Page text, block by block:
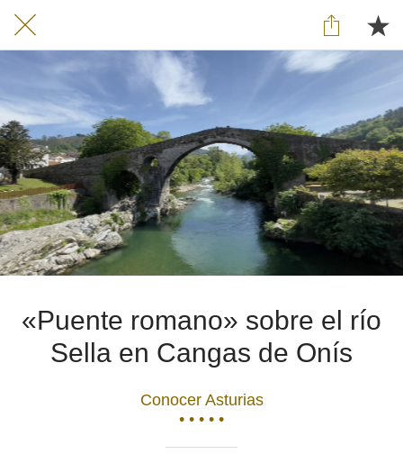
«Puente romano» sobre el río
Sella en Cangas de Onís
Conocer Asturias
• • • • •